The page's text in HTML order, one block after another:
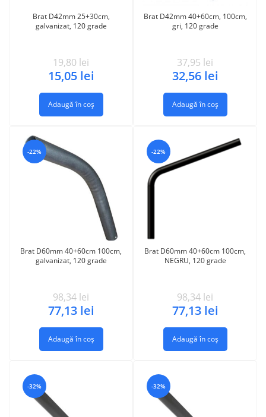
Brat D42mm 25+30cm,
galvanizat, 120 grade
19,80 lei
15,05 lei
Adaugă în coș
Brat D42mm 40+60cm, 100cm,
gri, 120 grade
37,95 lei
32,56 lei
Adaugă în coș
-22%
Brat D60mm 40+60cm 100cm,
galvanizat, 120 grade
98,34 lei
77,13 lei
Adaugă în coș
-22%
Brat D60mm 40+60cm 100cm,
NEGRU, 120 grade
98,34 lei
77,13 lei
Adaugă în coș
-32% -32%